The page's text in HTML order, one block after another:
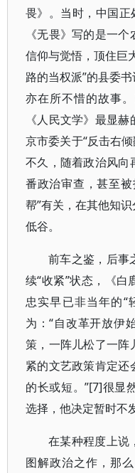
畏》。当时，中国正
《无畏》写的是一
信仰与觉悟，顶住巨
路的当权派”的县委
亦在所不惜的故事
《人民文学》最显
京市委关于“反击右
不久，随着政治风向
番政治审查，甚至
帮”有关，在其他知
低谷。
前车之鉴，后事
续“收紧”状态，《
忠实早已非当年的“
为：“自改革开放伊
策，一阵儿松了一阵
紧的文艺政策肯定还
的长或短。”[7]很显
选择，他决定暂时不
在某种程度上说
图解政治之作，那